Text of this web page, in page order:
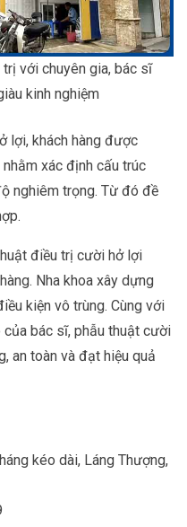
với chuyên gia, bác sĩ
kinh nghiệm
lợi, khách hàng được
xác định cấu trúc
nghiêm trọng. Từ đó đề
điều trị cười hở lợi
Nha khoa xây dựng
kiện vô trùng. Cùng với
bác sĩ, phẫu thuật cười
an toàn và đạt hiệu quả
kéo dài, Láng Thượng,